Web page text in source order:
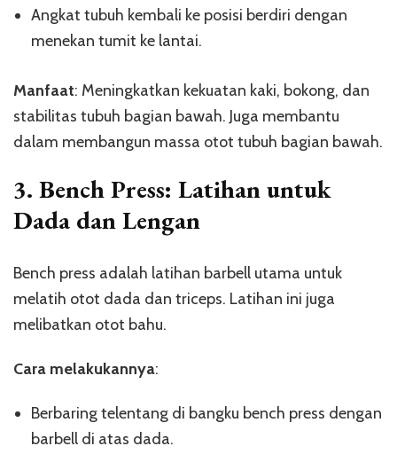
Angkat tubuh kembali ke posisi berdiri dengan
menekan tumit ke lantai.
Manfaat: Meningkatkan kekuatan kaki, bokong, dan
stabilitas tubuh bagian bawah. Juga membantu
dalam membangun massa otot tubuh bagian bawah.
3. Bench Press: Latihan untuk
Dada dan Lengan
Bench press adalah latihan barbell utama untuk
melatih otot dada dan triceps. Latihan ini juga
melibatkan otot bahu.
Cara melakukannya:
Berbaring telentang di bangku bench press dengan
barbell di atas dada.